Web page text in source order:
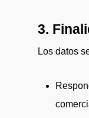
3.
Los datos